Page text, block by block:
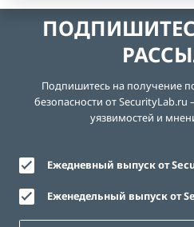
Подпишитесь на получение
безопасности от
уязвимостей и
Ежедневный выпуск от
Еженедельный выпуск от